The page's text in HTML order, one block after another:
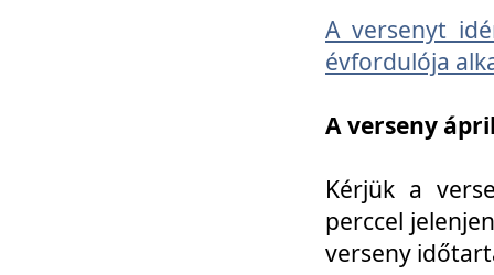
A versenyt
évfordulója
A verseny
Kérjük a
perccel
verseny